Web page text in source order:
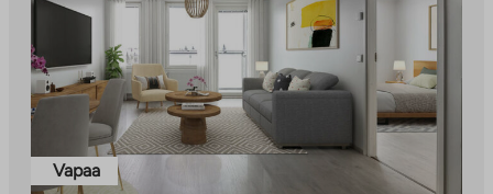
Vapaa